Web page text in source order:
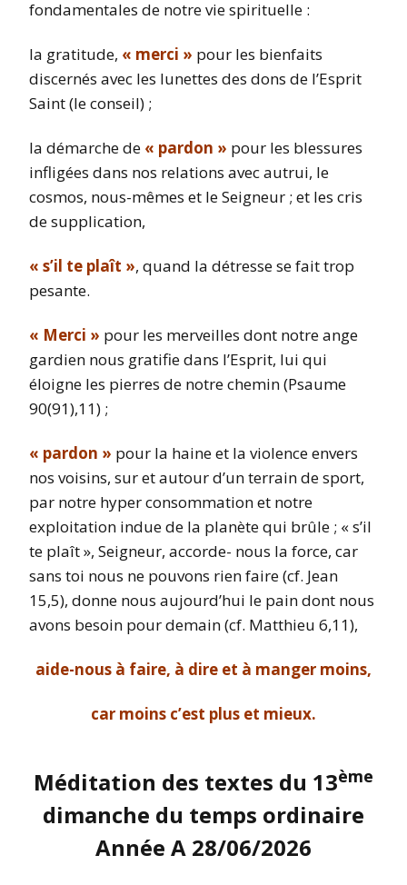
fondamentales de notre vie spirituelle :
la gratitude, « merci » pour les bienfaits
discernés avec les lunettes des dons de l’Esprit
Saint (le conseil) ;
la démarche de « pardon » pour les blessures
infligées dans nos relations avec autrui, le
cosmos, nous-mêmes et le Seigneur ; et les cris
de supplication,
« s’il te plaît », quand la détresse se fait trop
pesante.
« Merci » pour les merveilles dont notre ange
gardien nous gratifie dans l’Esprit, lui qui
éloigne les pierres de notre chemin (Psaume
90(91),11) ;
« pardon » pour la haine et la violence envers
nos voisins, sur et autour d’un terrain de sport,
par notre hyper consommation et notre
exploitation indue de la planète qui brûle ; « s’il
te plaît », Seigneur, accorde- nous la force, car
sans toi nous ne pouvons rien faire (cf. Jean
15,5), donne nous aujourd’hui le pain dont nous
avons besoin pour demain (cf. Matthieu 6,11),
aide-nous à faire, à dire et à manger moins,
car moins c’est plus et mieux.
Méditation des textes du 13ème
dimanche du temps ordinaire
Année A 28/06/2026